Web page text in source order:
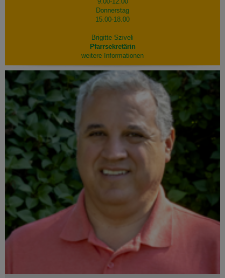
Donnerstag
15.00-18.00
Brigitte Sziveli
Pfarrsekretärin
weitere Informationen